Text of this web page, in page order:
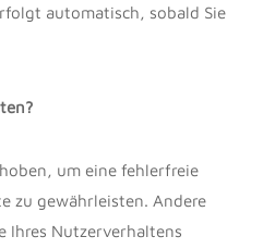
automatisch, sobald Sie
um eine fehlerfreie
zu gewährleisten. Andere
Ihres Nutzerverhaltens